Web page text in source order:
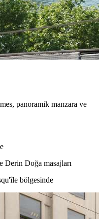
panoramik manzara ve
Derin Doğa masajları
bölgesinde